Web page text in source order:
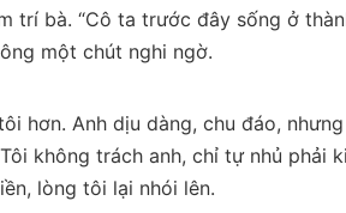
trí bà. “Cô ta trước đây sống ở
một chút nghi ngờ.
hơn. Anh dịu dàng, chu đáo,
không trách anh, chỉ tự nhủ phải
lòng tôi lại nhói lên.